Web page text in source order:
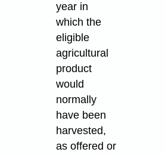
year in
which the
eligible
agricultural
product
would
normally
have been
harvested,
as offered or